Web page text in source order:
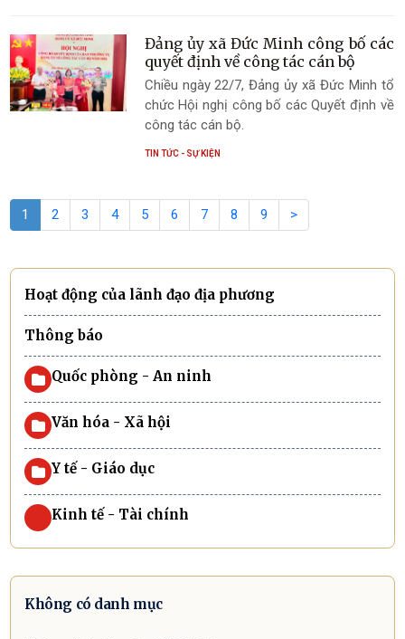
người dân trên địa bàn xã.
Đảng ủy xã Đức Minh công bố các
quyết định về công tác cán bộ
Chiều ngày 22/7, Đảng ủy xã Đức Minh tổ
chức Hội nghị công bố các Quyết định về
công tác cán bộ.
TIN TỨC - SỰ KIỆN
1 2 3 4 5 6 7 8 9 >
Hoạt động của lãnh đạo địa phương
Thông báo
Quốc phòng - An ninh
Văn hóa - Xã hội
Y tế - Giáo dục
Kinh tế - Tài chính
Không có danh mục